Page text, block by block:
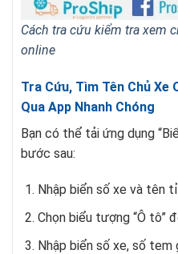
Cách tra cứu kiểm tra xem
online
Tra Cứu, Tìm Tên Chủ Xe
Qua App Nhanh Chóng
Bạn có thể tải ứng dụng
bước sau:
Nhập biển số xe và tên
Chọn biểu tượng “Ô tô”
Nhập biển số xe, số tem